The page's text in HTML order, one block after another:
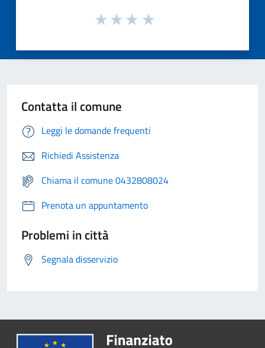
Contatta il comune
Leggi le domande frequenti
Richiedi Assistenza
Chiama il comune 0432808024
Prenota un appuntamento
Problemi in città
Segnala disservizio